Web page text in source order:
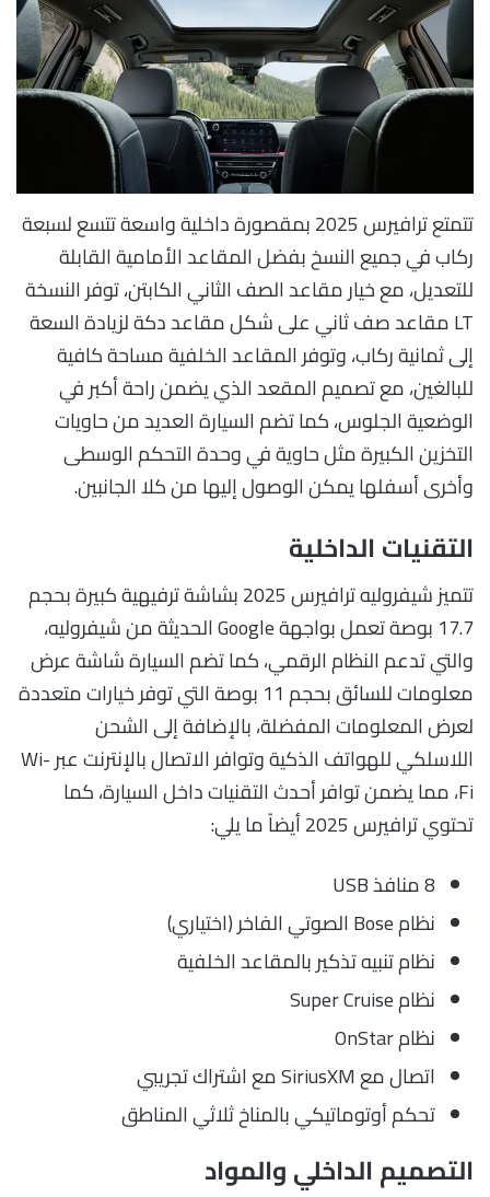
تتمتع ترافيرس 2025 بمقصورة داخلية واسعة تتسع لسبعة
ركاب في جميع النسخ بفضل المقاعد الأمامية القابلة
للتعديل، مع خيار مقاعد الصف الثاني الكابتن، توفر النسخة
LT مقاعد صف ثاني على شكل مقاعد دكة لزيادة السعة
إلى ثمانية ركاب، وتوفر المقاعد الخلفية مساحة كافية
للبالغين، مع تصميم المقعد الذي يضمن راحة أكبر في
الوضعية الجلوس، كما تضم السيارة العديد من حاويات
التخزين الكبيرة مثل حاوية في وحدة التحكم الوسطى
وأخرى أسفلها يمكن الوصول إليها من كلا الجانبين.
التقنيات الداخلية
تتميز شيفروليه ترافيرس 2025 بشاشة ترفيهية كبيرة بحجم
17.7 بوصة تعمل بواجهة Google الحديثة من شيفروليه،
والتي تدعم النظام الرقمي، كما تضم السيارة شاشة عرض
معلومات للسائق بحجم 11 بوصة التي توفر خيارات متعددة
لعرض المعلومات المفضلة، بالإضافة إلى الشحن
اللاسلكي للهواتف الذكية وتوافر الاتصال بالإنترنت عبر Wi-
Fi، مما يضمن توافر أحدث التقنيات داخل السيارة، كما
تحتوي ترافيرس 2025 أيضاً ما يلي:
8 منافذ USB
نظام Bose الصوتي الفاخر (اختياري)
نظام تنبيه تذكير بالمقاعد الخلفية
نظام Super Cruise
نظام OnStar
اتصال مع SiriusXM مع اشتراك تجريبي
تحكم أوتوماتيكي بالمناخ ثلاثي المناطق
التصميم الداخلي والمواد